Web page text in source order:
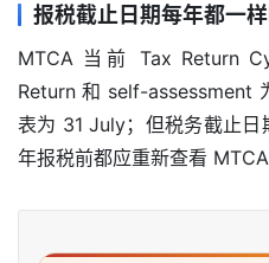
报税截止日期每年都一样
MTCA 当前 Tax Return
Return 和 self-assessment
表为 31 July；但税务截止
年报税前都应重新查看